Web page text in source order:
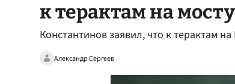
к терактам на мосту
Константинов заявил, что к терактам
Александр Сергеев